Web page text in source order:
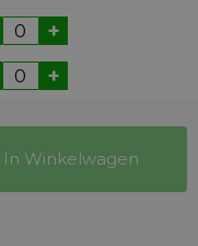
+
+
In Winkelwagen